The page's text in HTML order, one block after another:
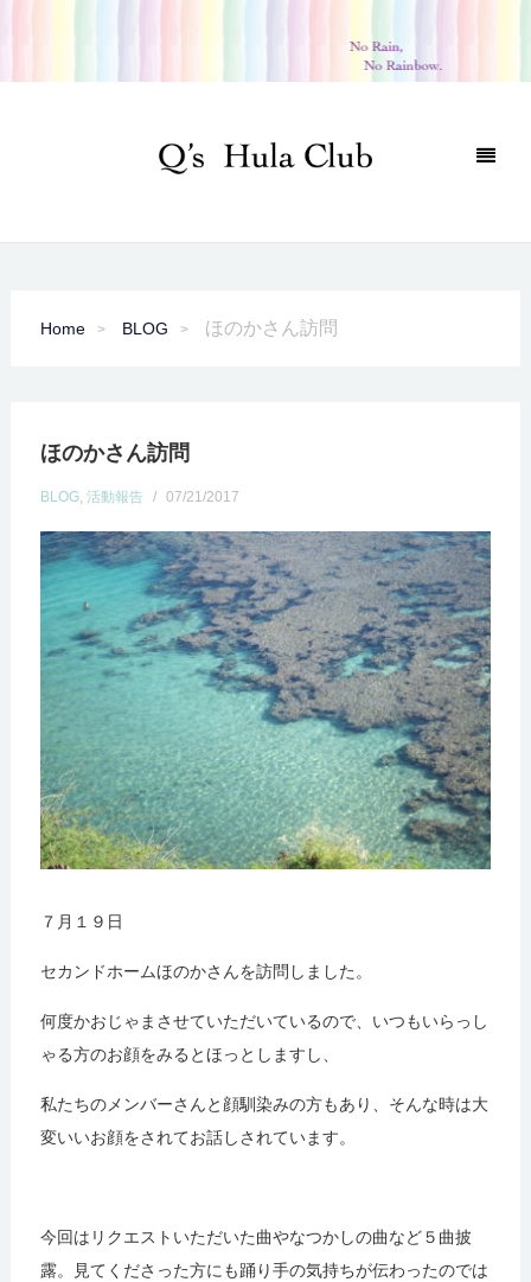
Home BLOG ほのかさん訪問
ほのかさん訪問
BLOG, 活動報告 / 07/21/2017
７月１９日
セカンドホームほのかさんを訪問しました。
何度かおじゃまさせていただいているので、いつもいらっし
ゃる方のお顔をみるとほっとしますし、
私たちのメンバーさんと顔馴染みの方もあり、そんな時は大
変いいお顔をされてお話しされています。
今回はリクエストいただいた曲やなつかしの曲など５曲披
露。見てくださった方にも踊り手の気持ちが伝わったのでは